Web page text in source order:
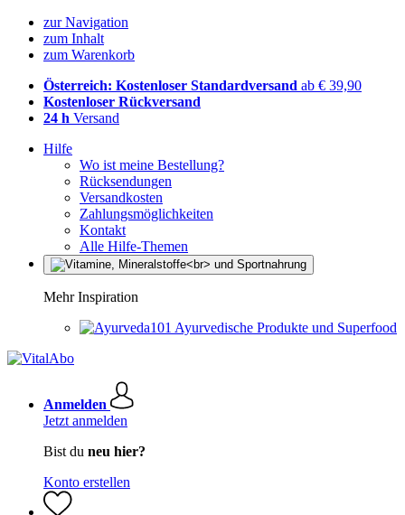
zur Navigation
zum Inhalt
zum Warenkorb
Österreich: Kostenloser Standardversand ab € 39,90
Kostenloser Rückversand
24 h Versand
Hilfe
Wo ist meine Bestellung?
Rücksendungen
Versandkosten
Zahlungsmöglichkeiten
Kontakt
Alle Hilfe-Themen
Mehr Inspiration
Ayurvedische Produkte und Superfood
Anmelden
Jetzt anmelden
Bist du neu hier?
Konto erstellen